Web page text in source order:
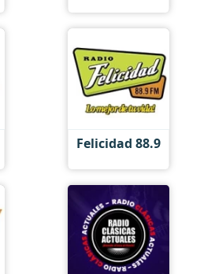
Felicidad 88.9